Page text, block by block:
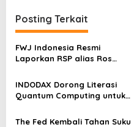
a
s
i
o
s
Posting Terkait
FWJ Indonesia Resmi
Laporkan RSP alias Ros
INDODAX Dorong Literasi
Quantum Computing untuk
Blockchain
The Fed Kembali Tahan Suku